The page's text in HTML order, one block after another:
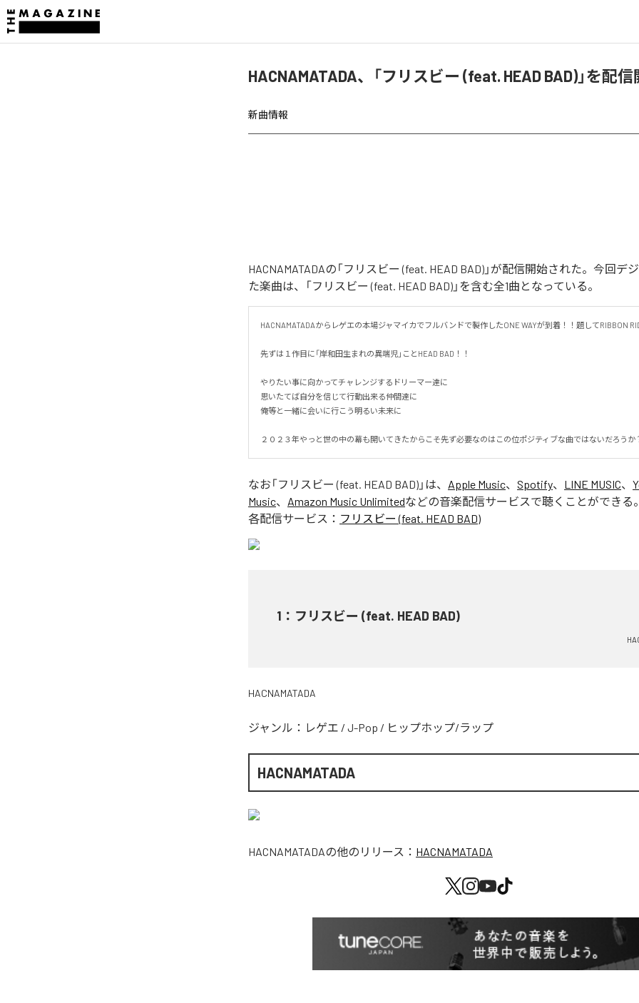
HACNAMATADA、「フリスビー (feat. HEAD BAD)」を配
新曲情報
HACNAMATADAの「フリスビー (feat. HEAD BAD)」が配信開始された。今回デ
た楽曲は、「フリスビー (feat. HEAD BAD)」を含む全1曲となっている。
HACNAMATADAからレゲエの本場ジャマイカでフルバンドで製作したONE WAYが到着！！題してRIBBON
先ずは１作目に「岸和田生まれの異端児」ことHEAD BAD！！
やりたい事に向かってチャレンジするドリーマー達に
思いたてば自分を信じて行動出来る仲間達に
俺等と一緒に会いに行こう明るい未来に
２０２３年やっと世の中の幕も開いてきたからこそ先ず必要なのはこの位ポジティブな曲ではないだろうか
なお「フリスビー (feat. HEAD BAD) 」は、 Apple Music、 Spotify、 LINE MUSIC、
Music、 Amazon Music Unlimitedなどの音楽配信サービスで聴くことができる。
各配信サービス： フリスビー (feat. HEAD BAD)
1 ： フリスビー (feat. HEAD BAD)
HACNAMATADA
ジャンル： レゲエ / J-Pop / ヒップホップ/ラップ
HACNAMATADA
HACNAMATADAの他のリリース： HACNAMATADA